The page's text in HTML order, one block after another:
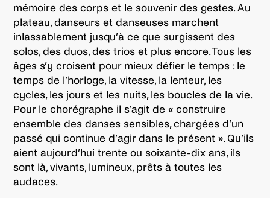
mémoire des corps et le souvenir des gestes. Au
plateau, danseurs et danseuses marchent
inlassablement jusqu’à ce que surgissent des
solos, des duos, des trios et plus encore. Tous les
âges s’y croisent pour mieux défier le temps : le
temps de l’horloge, la vitesse, la lenteur, les
cycles, les jours et les nuits, les boucles de la vie.
Pour le chorégraphe il s’agit de « construire
ensemble des danses sensibles, chargées d’un
passé qui continue d’agir dans le présent ». Qu’ils
aient aujourd’hui trente ou soixante-dix ans, ils
sont là, vivants, lumineux, prêts à toutes les
audaces.